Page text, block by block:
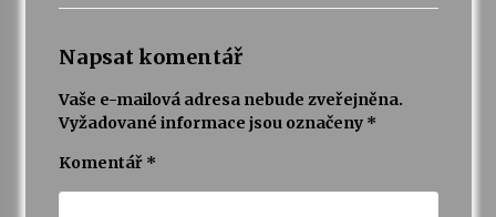
Napsat komentář
Vaše e-mailová adresa nebude zveřejněna.
Vyžadované informace jsou označeny *
Komentář *